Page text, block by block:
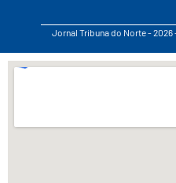
Jornal Tribuna do Norte -